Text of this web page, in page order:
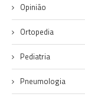
Opinião
Ortopedia
Pediatria
Pneumologia